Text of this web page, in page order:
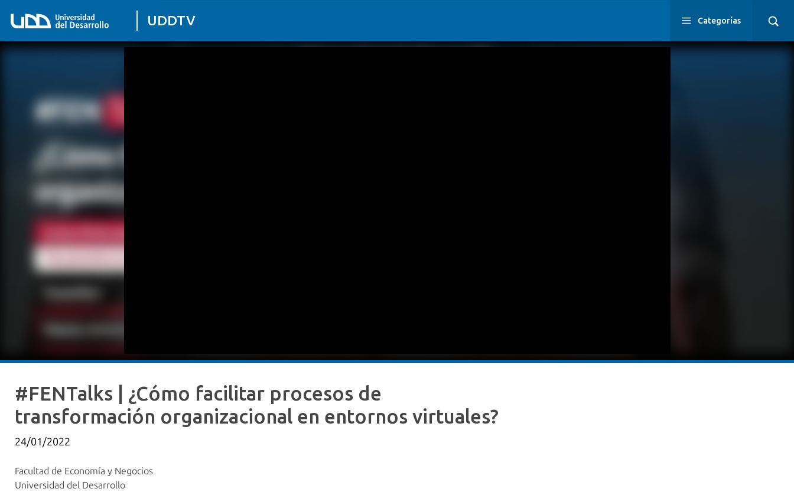
UDDTV Categorías
#FENTalks | ¿Cómo facilitar procesos de
transformación organizacional en entornos virtuales?
24/01/2022
Facultad de Economía y Negocios
Universidad del Desarrollo